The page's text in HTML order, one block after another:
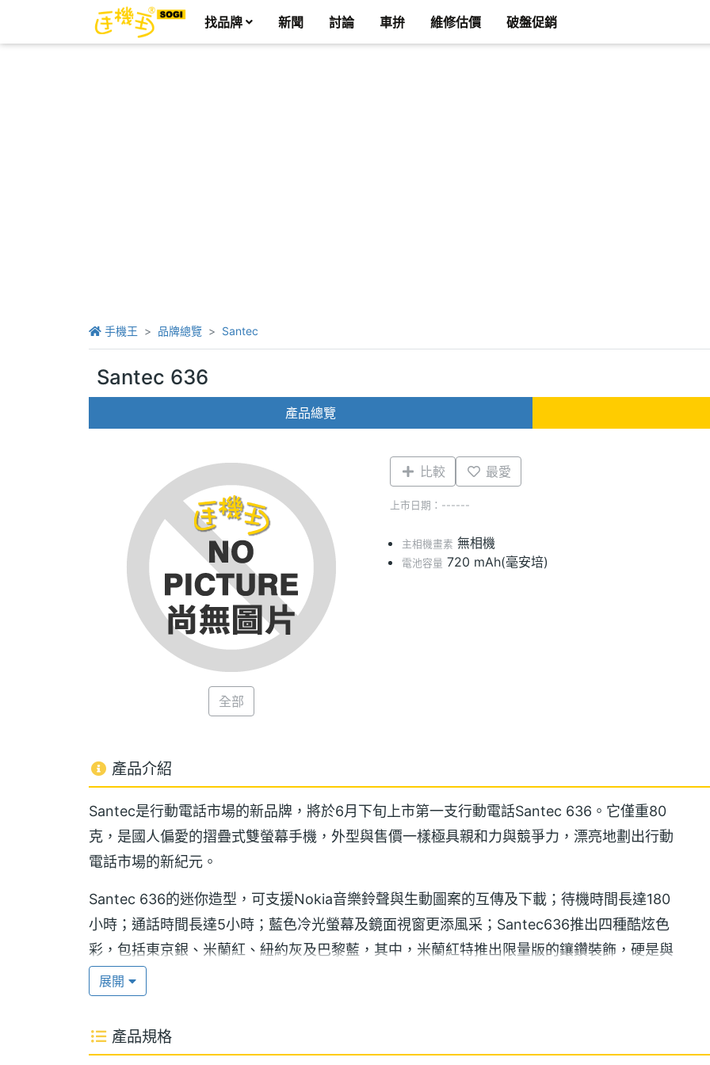
找品牌 新聞 討論 車拚 維修估價 破盤促銷
手機王 品牌總覽 Santec
Santec 636
產品總覽
全部
比較 最愛
上市日期：------
主相機畫素 無相機
電池容量 720 mAh(毫安培)
產品介紹
Santec是行動電話市場的新品牌，將於6月下旬上市第一支行動電話Santec 636。它僅重80
克，是國人偏愛的摺疊式雙螢幕手機，外型與售價一樣極具親和力與競爭力，漂亮地劃出行動
電話市場的新紀元。
Santec 636的迷你造型，可支援Nokia音樂鈴聲與生動圖案的互傳及下載；待機時間長達180
小時；通話時間長達5小時；藍色冷光螢幕及鏡面視窗更添風采；Santec636推出四種酷炫色
彩，包括東京銀、米蘭紅、紐約灰及巴黎藍，其中，米蘭紅特推出限量版的鑲鑽裝飾，硬是與
眾不同。Santec 636完全符合時髦、活潑及有自我個性的手機族群。而這也是Santec品牌推
陳的首要訴求，多元化的產品設計，讓消費者以不同的價格，卻擁有相同的享受。
【附加說明】
展開
產品規格